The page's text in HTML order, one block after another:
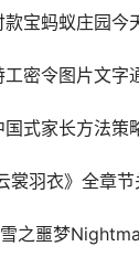
宝蚂蚁庄园今
密令图片文字
式家长方法策
裳羽衣》全章
之噩梦